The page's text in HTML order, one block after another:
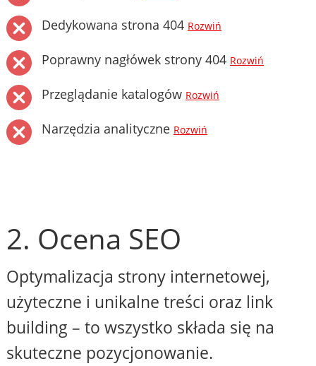
Dedykowana strona 404 Rozwiń
Poprawny nagłówek strony 404 Rozwiń
Przeglądanie katalogów Rozwiń
Narzędzia analityczne Rozwiń
2. Ocena SEO
Optymalizacja strony internetowej,
użyteczne i unikalne treści oraz link
building – to wszystko składa się na
skuteczne pozycjonowanie.